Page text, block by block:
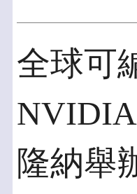
全球可
隆納舉